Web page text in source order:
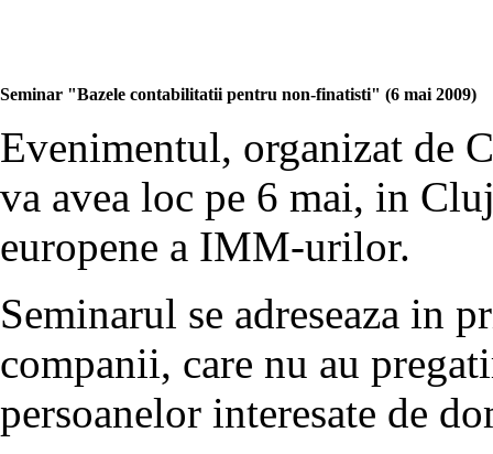
Seminar "Bazele contabilitatii pentru non-finatisti" (6 mai 2009)
Evenimentul, organizat de
va avea loc pe 6 mai, in
europene a IMM-urilor.
Seminarul se adreseaza in
companii, care nu au
persoanelor interesate de